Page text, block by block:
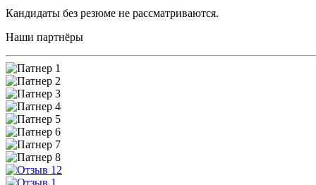
Кандидаты без резюме не рассматриваются.
Наши партнёры